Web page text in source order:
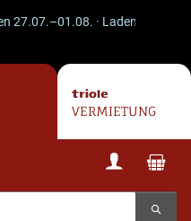
27.07.–01.08. · Laden
VERMIETUNG